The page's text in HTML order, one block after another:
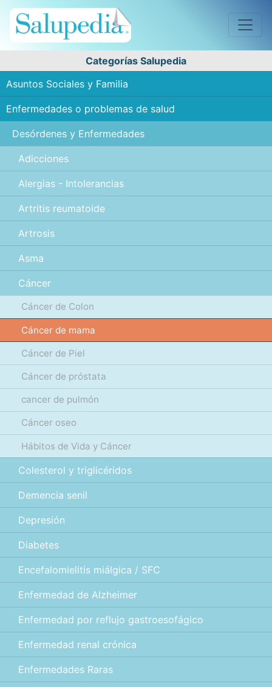
Categorías Salupedia
Asuntos Sociales y Familia
Enfermedades o problemas de salud
Desórdenes y Enfermedades
Adicciones
Alergias - Intolerancias
Artritis reumatoide
Artrosis
Asma
Cáncer
Cáncer de Colon
Cáncer de mama
Cáncer de Piel
Cáncer de próstata
cancer de pulmón
Cáncer oseo
Hábitos de Vida y Cáncer
Colesterol y triglicéridos
Demencia senil
Depresión
Diabetes
Encefalomielitis miálgica / SFC
Enfermedad de Alzheimer
Enfermedad por reflujo gastroesofágico
Enfermedad renal crónica
Enfermedades Raras